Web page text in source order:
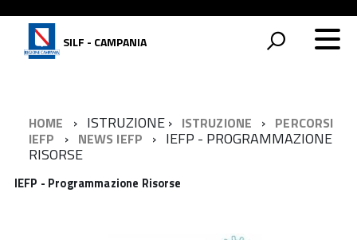
SILF - CAMPANIA
HOME ISTRUZIONE ISTRUZIONE
PERCORSI
IEFP
NEWS IEFP IEFP - PROGRAMMAZIONE
RISORSE
IEFP - Programmazione Risorse